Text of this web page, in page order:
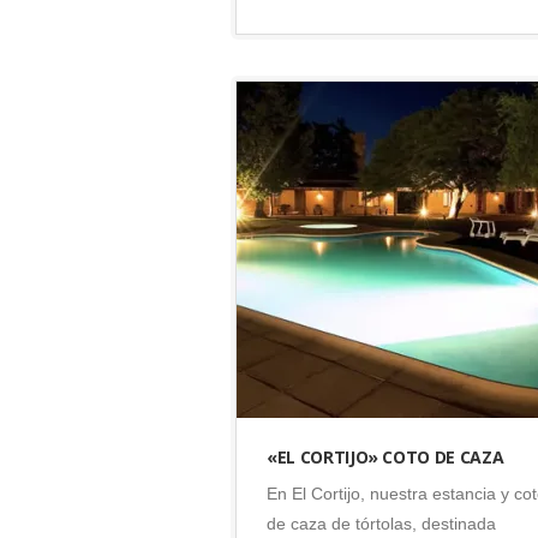
Argentina•Córdoba•Coto de
caza
«EL CORTIJO» COTO DE CAZA
En El Cortijo, nuestra estancia y
de caza de tórtolas, destinada